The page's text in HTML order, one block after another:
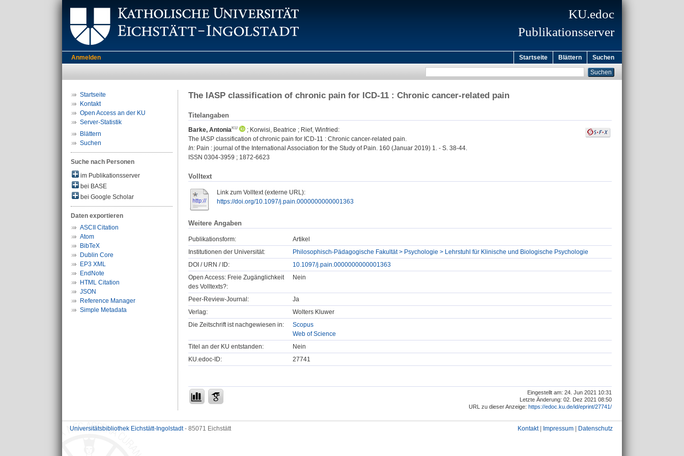
KU.edoc
Publikationsserver
Anmelden Startseite Blättern Suchen
Startseite
Kontakt
Open Access an der KU
Server-Statistik
Blättern
Suchen
Suche nach Personen
im Publikationsserver
bei BASE
bei Google Scholar
Daten exportieren
ASCII Citation
Atom
BibTeX
Dublin Core
EP3 XML
EndNote
HTML Citation
JSON
Reference Manager
Simple Metadata
The IASP classification of chronic pain for ICD-11 : Chronic cancer-related pain
Titelangaben
Barke, Antonia ; Korwisi, Beatrice ; Rief, Winfried :
The IASP classification of chronic pain for ICD-11 : Chronic cancer-related pain.
In: Pain : journal of the International Association for the Study of Pain. 160 (Januar 2019) 1. - S. 38-44.
ISSN 0304-3959 ; 1872-6623
Volltext
Link zum Volltext (externe URL):
https://doi.org/10.1097/j.pain.0000000000001363
Weitere Angaben
Publikationsform:
Artikel
Institutionen der Universität:
Philosophisch-Pädagogische Fakultät > Psychologie > Lehrstuhl für Klinische und Biologische Psychologie
DOI / URN / ID:
10.1097/j.pain.0000000000001363
Open Access: Freie Zugänglichkeit
des Volltexts?:
Nein
Peer-Review-Journal:
Ja
Verlag:
Wolters Kluwer
Die Zeitschrift ist nachgewiesen in:
Scopus
Web of Science
Titel an der KU entstanden:
Nein
KU.edoc-ID:
27741
Eingestellt am: 24. Jun 2021 10:31
Letzte Änderung: 02. Dez 2021 08:50
URL zu dieser Anzeige: https://edoc.ku.de/id/eprint/27741/
Universitätsbibliothek Eichstätt-Ingolstadt- 85071 Eichstätt Kontakt| Impressum Datenschutz